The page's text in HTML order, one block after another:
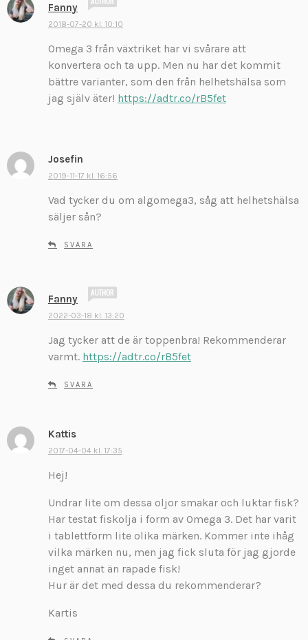
Fanny
i
v
e
r
2018-07-20 kl. 10:10
Omega 3 från växtriket har vi svårare att
konvertera och ta upp. Men nu har det kommit
bättre varianter, som den från helhetshälsa som
jag själv äter! https://adtr.co/rB5fet
Josefin
k
i
v
r
2019-11-17 kl. 16:56
Vad tycker du om algomega3, såg att helhetshälsa
säljer sån?
SVARA
Fanny
i
v
2022-03-18 kl. 13:20
Jag tycker att de är toppenbra! Rekommenderar
varmt. https://adtr.co/rB5fet
SVARA
Kattis
k
e
r
:
2017-04-04 kl. 17:35
Hej!
Undrar lite om dessa oljor smakar och luktar fisk?
Har testat fiskolja i form av Omega 3. Det har varit
i tablettform lite olika märken. Kommer inte ihåg
vilka märken nu, men jag fick sluta för jag gjorde
inget annat än rapade fisk!
Hur är det med dessa du rekommenderar?
Kartis